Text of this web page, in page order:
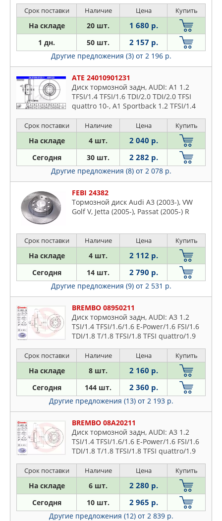
JP GROUP
LPR
LYNXAUTO
MAPCO
MEYLE
NIBK
NK
OSSCA
OTTO ZIMMERMANN
PATRON
REMSA
ROTINGER
SASIC
STELLOX
SWAG
TEXTAR
TRUCKTEC AUTOMOTIVE
TRUSTING
TRW
ZEKKERT
Load
Multivan
Parati
Passat
Phaeton
Pointer
Polo
Routan
Santana
Saveiro
T-roc
Taro
Touareg
Touran
Transporter
Up
Vento
Voyage
Срок поставки Наличие Цена Купить
На складе 20 шт. 1 680 р.
1 дн. 50 шт. 2 157 р.
Другие предложения (3) от 2 196 р.
ATE 24010901231
Диск тормозной задн, AUDI: A1 1.2
TFSI/1.4 TFSI/1.6 TDI/2.0 TDI/2.0 TFSI
quattro 10-, A1 Sportback 1.2 TFSI/1.4
FSI 00-05,
Срок поставки Наличие Цена Купить
На складе 4 шт. 2 040 р.
Сегодня 30 шт. 2 282 р.
Другие предложения (8) от 2 078 р.
FEBI 24382
Тормозной диск Audi A3 (2003-), VW
Golf V, Jetta (2005-), Passat (2005-) R
Срок поставки Наличие Цена Купить
На складе 4 шт. 2 112 р.
Сегодня 14 шт. 2 790 р.
Другие предложения (9) от 2 531 р.
BREMBO 08950211
Диск тормозной задн, AUDI: A3 1.2
TSI/1.4 TFSI/1.6/1.6 E-Power/1.6 FSI/1.6
TDI/1.8 T/1.8 TFSI/1.8 TFSI quattro/1.9
TFSI/2.0 T
Срок поставки Наличие Цена Купить
На складе 8 шт. 2 160 р.
Сегодня 144 шт. 2 360 р.
Другие предложения (13) от 2 193 р.
BREMBO 08A20211
Диск тормозной задн, AUDI: A3 1.2
TSI/1.4 TFSI/1.6/1.6 E-Power/1.6 FSI/1.6
TDI/1.8 T/1.8 TFSI/1.8 TFSI quattro/1.9
TDI 16V qu
Срок поставки Наличие Цена Купить
На складе 6 шт. 2 280 р.
Сегодня 10 шт. 2 965 р.
Другие предложения (12) от 2 839 р.